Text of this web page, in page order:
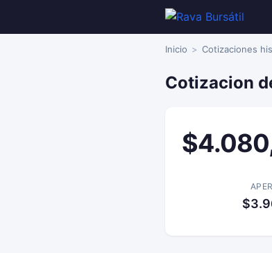
Inicio Cotizaciones
Cotizacion